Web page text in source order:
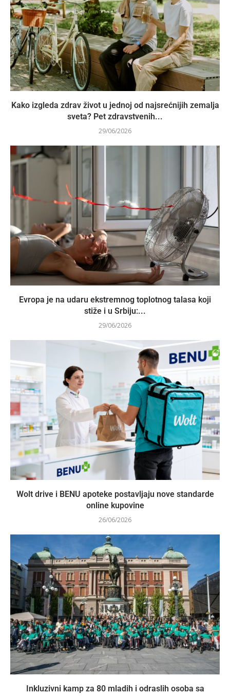
Kako izgleda zdrav život u jednoj od najsrećnijih zemalja
sveta? Pet zdravstvenih...
29/06/2026
Evropa je na udaru ekstremnog toplotnog talasa koji
stiže i u Srbiju:...
29/06/2026
Wolt drive i BENU apoteke postavljaju nove standarde
online kupovine
26/06/2026
Inkluzivni kamp za 80 mladih i odraslih osoba sa